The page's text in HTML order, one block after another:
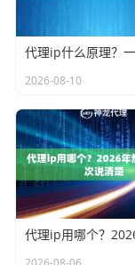
2026-08-10